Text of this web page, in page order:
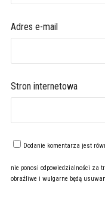
Adres e-mail
Stron internetowa
Dodanie komentarza jest
nie ponosi odpowiedzialności za
obraźliwe i wulgarne będą